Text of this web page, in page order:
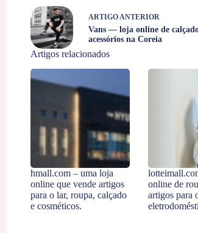
ARTIGOANTERIOR
Vans — loja online de
acessórios na Coreia
Artigos relacionados
hmall.com – uma loja
online que vende artigos
para o lar, roupa, calçado
e cosméticos.
online de
artigos para